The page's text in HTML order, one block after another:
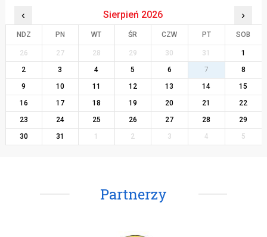
‹ Sierpień 2026 ›
NDZ PN WT ŚR CZW PT SOB
26 27 28 29 30 31
1
2
3 4 5 6 7
8
9
10 11 12 13 14
15
16
17 18 19 20 21
22
23
24 25 26 27 28
29
30
31 1 2 3 4 5
Partnerzy